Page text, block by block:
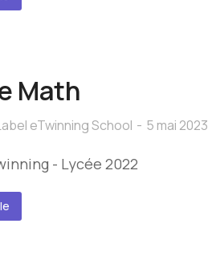
Math
eTwinning School 5 mai 2023
- Lycée 2022